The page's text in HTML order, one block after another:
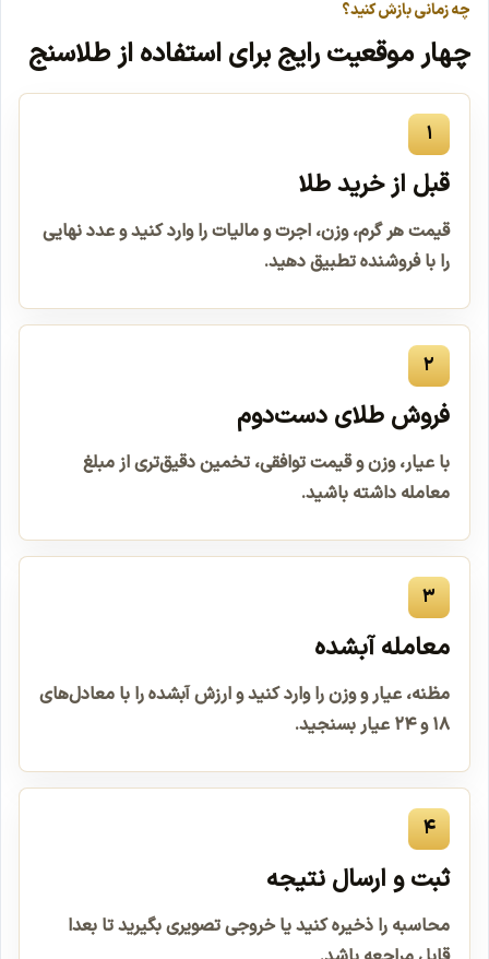
چه زمانی بازش کنید؟
چهار موقعیت رایج برای استفاده از طلاسنج
۱
قبل از خرید طلا
قیمت هر گرم، وزن، اجرت و مالیات را وارد کنید و عدد نهایی
را با فروشنده تطبیق دهید.
۲
فروش طلای دست‌دوم
با عیار، وزن و قیمت توافقی، تخمین دقیق‌تری از مبلغ
معامله داشته باشید.
۳
معامله آبشده
مظنه، عیار و وزن را وارد کنید و ارزش آبشده را با معادل‌های
۱۸ و ۲۴ عیار بسنجید.
۴
ثبت و ارسال نتیجه
محاسبه را ذخیره کنید یا خروجی تصویری بگیرید تا بعدا